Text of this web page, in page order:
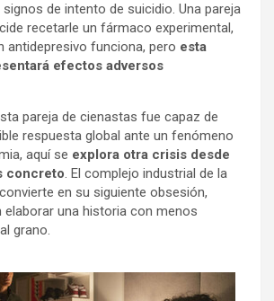
de intento de suicidio. Una pareja
recetarle un fármaco experimental,
antidepresivo funciona, pero esta
efectos adversos
pareja de cienastas fue capaz de
respuesta global ante un fenómeno
aquí se explora otra crisis desde
concreto. El complejo industrial de la
en su siguiente obsesión,
elaborar una historia con menos
grano.